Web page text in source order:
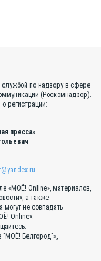
службой по надзору в сфере
(Роскомнадзор).
регистрации:
пресса»
«МОЁ! Online», материалов,
а также
не совпадать
Online».
"МОЁ! Белгород"»,